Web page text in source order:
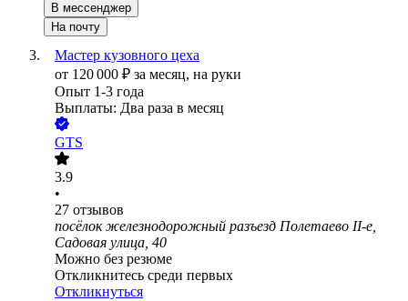
В мессенджер
На почту
Мастер кузовного цеха
от 120 000 ₽ за месяц, на руки
Опыт 1-3 года
Выплаты: Два раза в месяц
GTS
3.9
•
27 отзывов
посёлок железнодорожный разъезд Полетаево II-е,
Садовая улица, 40
Можно без резюме
Откликнитесь среди первых
Откликнуться